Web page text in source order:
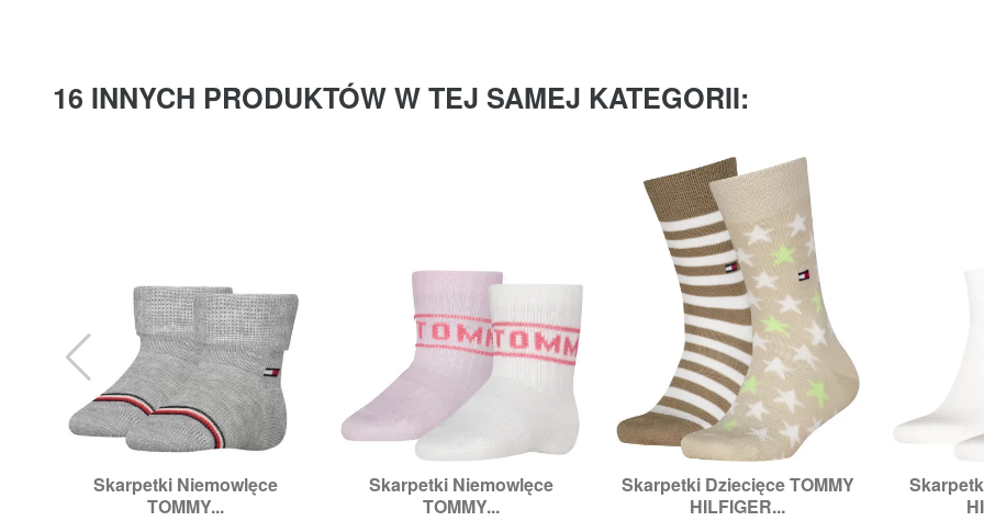
16 INNYCH PRODUKTÓW W TEJ SAMEJ KATEGORII:
Skarpetki Niemowlęce
TOMMY...
Szybki podgląd
Rozmiary:23/26
Skarpetki Niemowlęce
TOMMY...
Szybki podgląd
Rozmiary:19/22
Skarpetki Dziecięce TOMMY
HILFIGER...
Szybki podgląd
Rozmiary:31/34,35/38
